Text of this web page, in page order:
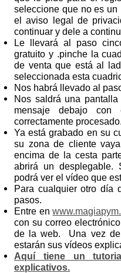
seleccione que no es
el aviso legal de
continuar y dele a
Le llevará al paso
gratuito y .pinche la
de venta que está al
seleccionada esta
Nos habrá llevado al
Nos saldrá una
mensaje debajo
correctamente procesado.
Ya está grabado en su
su zona de cliente
encima de la cesta
abrirá un desplegable.
podrá ver el vídeo que
Para cualquier otro día
pasos.
Entre en
con su correo
de la web. Una vez
estarán sus vídeos
Aquí tiene un
explicativos.